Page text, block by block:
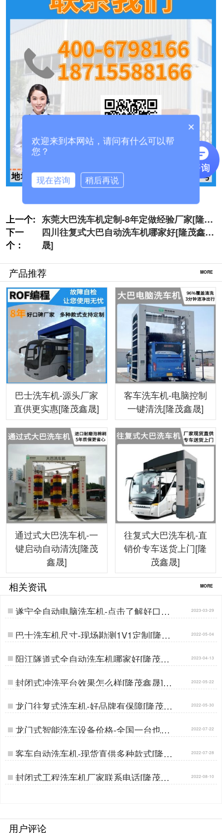
上一个: 东莞大巴洗车机定制-8年定做经验厂家[隆茂
鑫晟]
下一
个：
四川往复式大巴自动洗车机哪家好[隆茂鑫
晟]
产品推荐 MORE
巴士洗车机-源头厂家
直供更实惠[隆茂鑫晟]
客车洗车机-电脑控制
一键清洗[隆茂鑫晟]
通过式大巴洗车机-一
键启动自动清洗[隆茂
鑫晟]
往复式大巴洗车机-直
销价专车送货上门[隆
茂鑫晟]
相关资讯 MORE
遂宁全自动电脑洗车机-点击了解好口碑
厂家[隆茂鑫晟]…
2023-03-29
巴士洗车机尺寸-现场勘测1V1定制[隆茂
鑫晟]…
2022-05-04
阳江隧道式全自动洗车机哪家好[隆茂鑫
晟]…
2023-04-13
封闭式冲洗平台效果怎么样[隆茂鑫晟]… 2022-05-22
龙门往复式洗车机-好品牌有保障[隆茂鑫
晟]…
2022-05-30
龙门式智能洗车设备价格-全国一台也是
批发价[隆茂鑫晟]…
2022-07-22
客车自动洗车机-现货直供多种款式[隆茂
鑫晟]…
2022-07-28
封闭式工程洗车机厂家联系电话[隆茂鑫
晟]…
2022-08-10
用户评论
×
欢迎来到本网站，请问有什么可以帮
您？
现在咨询 稍后再说